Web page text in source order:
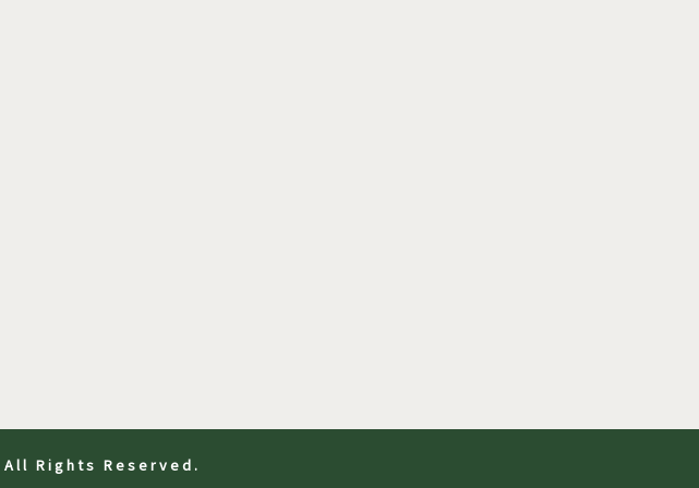
All Rights Reserved.